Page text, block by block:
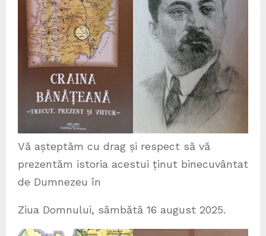
Vă așteptăm cu drag și respect să vă
prezentăm istoria acestui ținut binecuvântat
de Dumnezeu în
Ziua Domnului, sâmbătă 16 august 2025.